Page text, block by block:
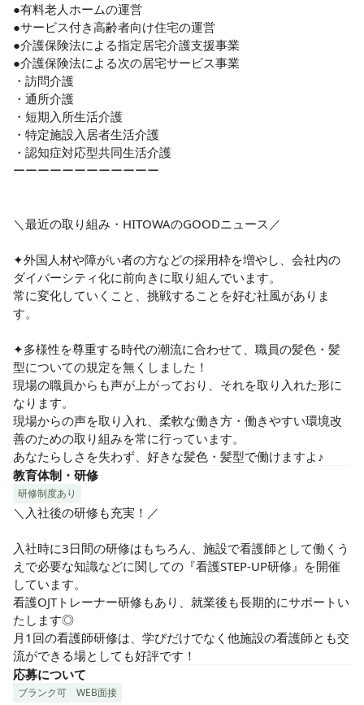
●有料老人ホームの運営
●サービス付き高齢者向け住宅の運営
●介護保険法による指定居宅介護支援事業
●介護保険法による次の居宅サービス事業
・訪問介護
・通所介護
・短期入所生活介護
・特定施設入居者生活介護
・認知症対応型共同生活介護
ーーーーーーーーーーーー
＼最近の取り組み・HITOWAのGOODニュース／
✦外国人材や障がい者の方などの採用枠を増やし、会社内の
ダイバーシティ化に前向きに取り組んでいます。
常に変化していくこと、挑戦することを好む社風がありま
す。
✦多様性を尊重する時代の潮流に合わせて、職員の髪色・髪
型についての規定を無くしました！
現場の職員からも声が上がっており、それを取り入れた形に
なります。
現場からの声を取り入れ、柔軟な働き方・働きやすい環境改
善のための取り組みを常に行っています。
あなたらしさを失わず、好きな髪色・髪型で働けますよ♪
教育体制・研修
研修制度あり
＼入社後の研修も充実！／
入社時に3日間の研修はもちろん、施設で看護師として働くう
えで必要な知識などに関しての『看護STEP-UP研修』を開催
しています。
看護OJTトレーナー研修もあり、就業後も長期的にサポートい
たします◎
月1回の看護師研修は、学びだけでなく他施設の看護師とも交
流ができる場としても好評です！
応募について
ブランク可 WEB面接